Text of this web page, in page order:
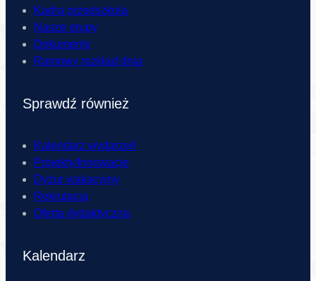
Kadra przedszkola
Nasze grupy
Dokumenty
Ramowy rozkład dnia
Sprawdź również
Kalendarz wydarzeń
Projekty/Innowacje
Dyżur wakacyjny
Rekrutacja
Oferta dydaktyczna
Kalendarz